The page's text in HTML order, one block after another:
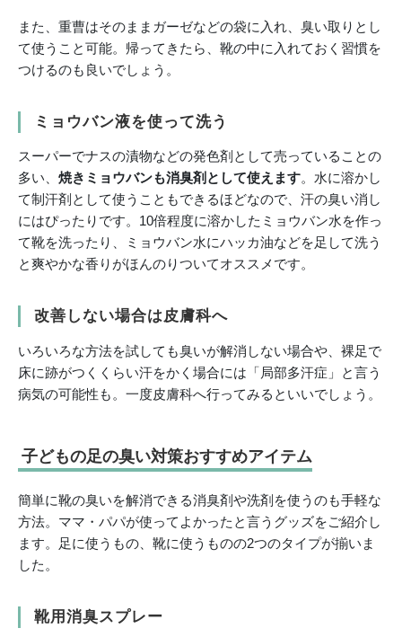
また、重曹はそのままガーゼなどの袋に入れ、臭い取りとし
て使うこと可能。帰ってきたら、靴の中に入れておく習慣を
つけるのも良いでしょう。
ミョウバン液を使って洗う
スーパーでナスの漬物などの発色剤として売っていることの
多い、 焼きミョウバンも消臭剤として使えます。水に溶かし
て制汗剤として使うこともできるほどなので、汗の臭い消し
にはぴったりです。10倍程度に溶かしたミョウバン水を作っ
て靴を洗ったり、ミョウバン水にハッカ油などを足して洗う
と爽やかな香りがほんのりついてオススメです。
改善しない場合は皮膚科へ
いろいろな方法を試しても臭いが解消しない場合や、裸足で
床に跡がつくくらい汗をかく場合には「局部多汗症」と言う
病気の可能性も。一度皮膚科へ行ってみるといいでしょう。
子どもの足の臭い対策おすすめアイテム
簡単に靴の臭いを解消できる消臭剤や洗剤を使うのも手軽な
方法。ママ・パパが使ってよかったと言うグッズをご紹介し
ます。足に使うもの、靴に使うものの2つのタイプが揃いま
した。
靴用消臭スプレー